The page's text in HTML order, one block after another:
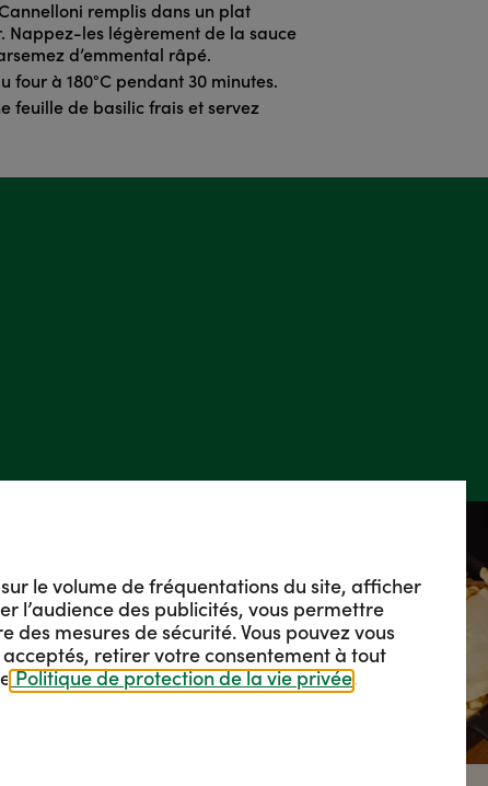
remplis dans un plat
Nappez-les légèrement de la sauce
d’emmental râpé.
four à 180°C pendant 30 minutes.
feuille de basilic frais et servez
le volume de fréquentations du site, afficher
l’audience des publicités, vous permettre
mesures de sécurité. Vous pouvez vous
retirer votre consentement à tout
Politique de protection de la vie privée.